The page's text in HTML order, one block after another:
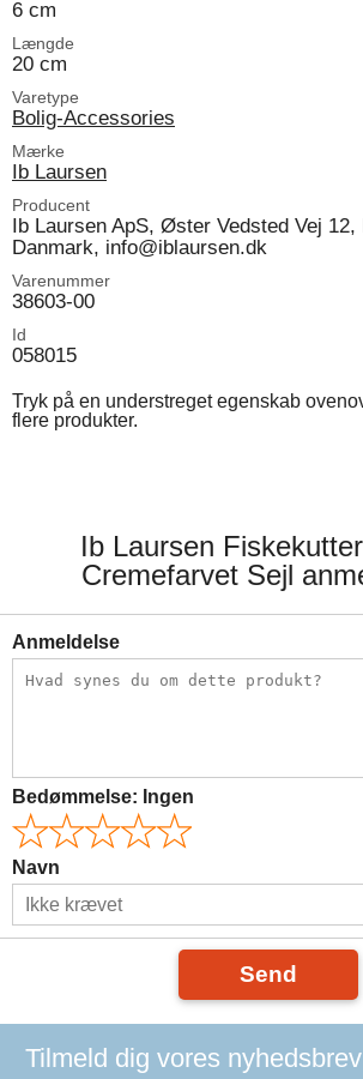
6 cm
Længde
20 cm
Varetype
Bolig-Accessories
Mærke
Ib Laursen
Producent
Ib Laursen ApS, Øster Vedsted Vej 12,
Danmark, info@iblaursen.dk
Varenummer
38603-00
Id
058015
Tryk på en understreget egenskab
flere produkter.
Ib Laursen
Cremefarvet Sejl
Anmeldelse
Bedømmelse: Ingen
Navn
Send
Tilmeld dig vores